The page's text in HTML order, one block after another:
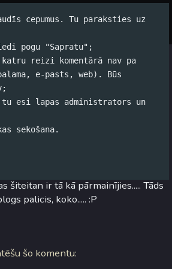
cepumus. Tu paraksties uz
pogu "Sapratu";
reizi komentārā nav pa
e-pasts, web). Būs
esi lapas administrators un
sekošana.
/ 12.05.2005. 15:28 /#Datori/
šiteitan ir tā kā pārmainījies..... Tāds
palicis, koko..... :P
šo komentu: